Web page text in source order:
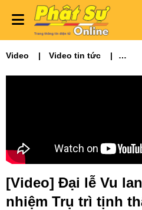
Video
Video tin tức
[Video] Đại lễ Vu
nhiệm Trụ trì tịnh